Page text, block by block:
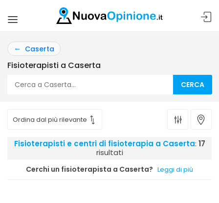
Caserta
Fisioterapisti a Caserta
CERCA
Fisioterapisti e centri di fisioterapia a Caserta: 17
risultati
Cerchi un fisioterapista a Caserta? Leggi di più